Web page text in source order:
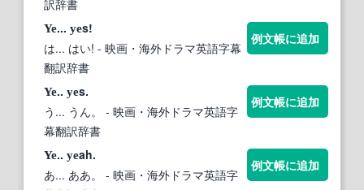
訳辞書
Ye... yes!
は... はい! - 映画・海外ドラマ英語字幕
翻訳辞書
例文帳に追加
Ye.. yes.
う... うん。
- 映画・海外ドラマ英語字
幕翻訳辞書
例文帳に追加
Ye.. yeah.
あ... ああ。
- 映画・海外ドラマ英語字
例文帳に追加